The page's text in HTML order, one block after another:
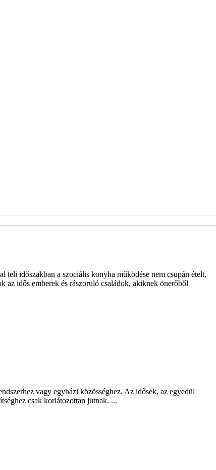
teli időszakban a szociális konyha működése nem csupán ételt,
az idős emberek és rászoruló családok, akiknek önerőből
vagy egyházi közösséghez. Az idősek, az egyedül
csak korlátozottan jutnak. ...